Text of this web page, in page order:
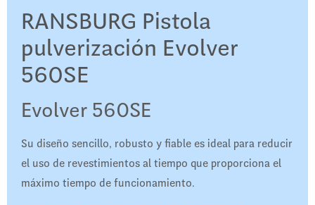
RANSBURG Pistola
pulverización Evolver
560SE
Evolver 560SE
Su diseño sencillo, robusto y fiable es ideal para reducir
el uso de revestimientos al tiempo que proporciona el
máximo tiempo de funcionamiento.